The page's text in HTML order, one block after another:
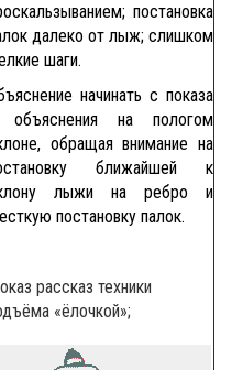
постановка
далеко от лыж; слишком
шаги.
начинать с показа
на пологом
обращая внимание на
ближайшей к
лыжи на ребро и
постановку палок.
рассказ техники
«ёлочкой»;